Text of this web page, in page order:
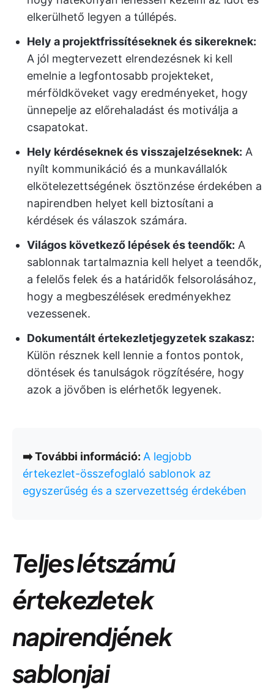
elkerülhető legyen a túllépés.
Hely a projektfrissítéseknek és sikereknek:
A jól megtervezett elrendezésnek ki kell
emelnie a legfontosabb projekteket,
mérföldköveket vagy eredményeket, hogy
ünnepelje az előrehaladást és motiválja a
csapatokat.
Hely kérdéseknek és visszajelzéseknek: A
nyílt kommunikáció és a munkavállalók
elkötelezettségének ösztönzése érdekében a
napirendben helyet kell biztosítani a
kérdések és válaszok számára.
Világos következő lépések és teendők: A
sablonnak tartalmaznia kell helyet a teendők,
a felelős felek és a határidők felsorolásához,
hogy a megbeszélések eredményekhez
vezessenek.
Dokumentált értekezletjegyzetek szakasz:
Külön résznek kell lennie a fontos pontok,
döntések és tanulságok rögzítésére, hogy
azok a jövőben is elérhetők legyenek.
➡️ További információ: A legjobb
értekezlet-összefoglaló sablonok az
egyszerűség és a szervezettség érdekében
Teljes létszámú
értekezletek
napirendjének
sablonjai